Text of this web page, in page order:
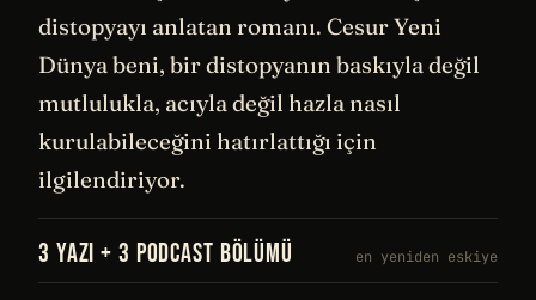
distopyayı anlatan romanı. Cesur Yeni
Dünya beni, bir distopyanın baskıyla değil
mutlulukla, acıyla değil hazla nasıl
kurulabileceğini hatırlattığı için
ilgilendiriyor.
3 YAZI + 3 PODCAST BÖLÜMÜ en yeniden eskiye